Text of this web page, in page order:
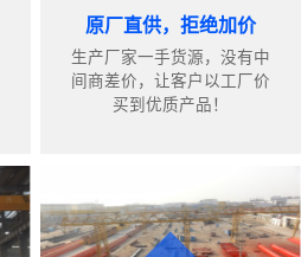
原厂直供，拒绝加价
生产厂家一手货源，没有中
间商差价，让客户以工厂价
买到优质产品！